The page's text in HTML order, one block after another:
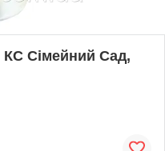
КС Сімейний Сад,